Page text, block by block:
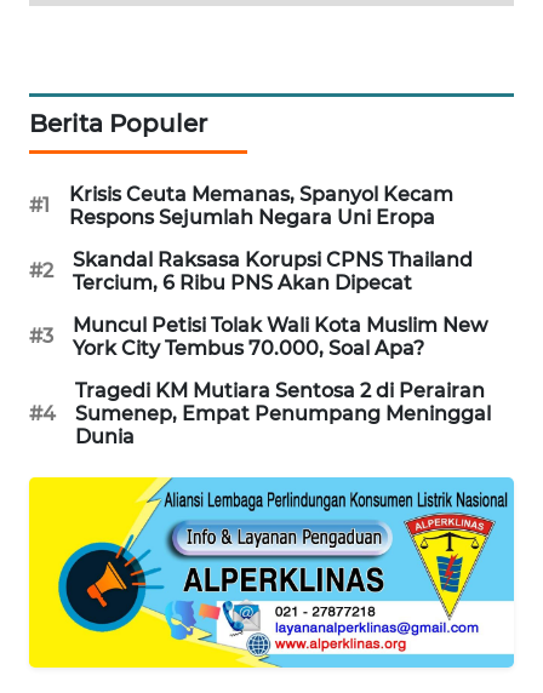
Berita Populer
#1
Krisis Ceuta Memanas, Spanyol Kecam
Respons Sejumlah Negara Uni Eropa
#2
Skandal Raksasa Korupsi CPNS Thailand
Tercium, 6 Ribu PNS Akan Dipecat
#3
Muncul Petisi Tolak Wali Kota Muslim New
York City Tembus 70.000, Soal Apa?
#4
Tragedi KM Mutiara Sentosa 2 di Perairan
Sumenep, Empat Penumpang Meninggal
Dunia
GARONGGANG
NEWS
FISUELRI
ID
ENERGI
NEWS
BERKAT
NEWS